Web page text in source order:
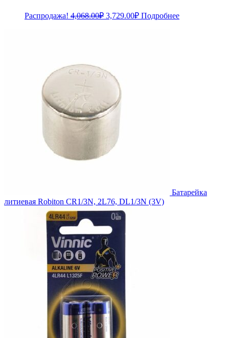
Распродажа! 4,068.00₽ Первоначальная
3,729.00₽Текущая
цена:
Подробнее
Батарейка
литиевая Robiton CR1/3N, 2L76, DL1/3N (3V)